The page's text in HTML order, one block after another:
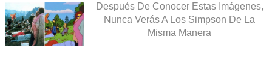
Después De Conocer Estas Imágenes,
Nunca Verás A Los Simpson De La
Misma Manera